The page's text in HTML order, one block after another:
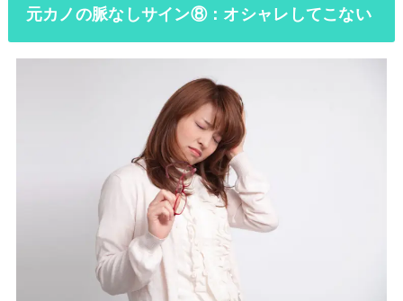
元カノの脈なしサイン⑧：オシャレしてこない